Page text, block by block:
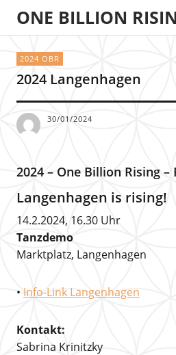
ONE BILLION
2024 OBR
2024 Langenhagen
30/01/2024
2024 – One Billion Rising –
Langenhagen is rising!
14.2.2024, 16.30 Uhr
Tanzdemo
Marktplatz, Langenhagen
• Info-Link Langenhagen
Kontakt:
Sabrina Krinitzky